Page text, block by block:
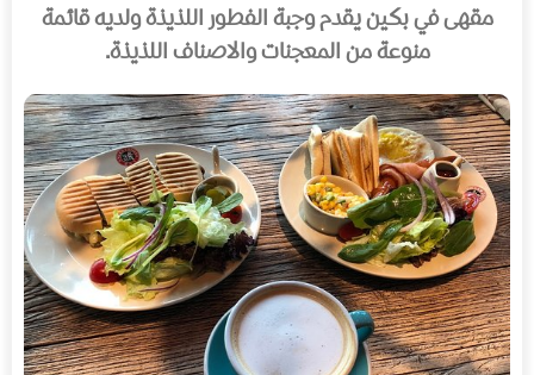
مقهى في بكين يقدم وجبة الفطور اللذيذة ولديه قائمة
منوعة من المعجنات والاصناف اللذيذة.